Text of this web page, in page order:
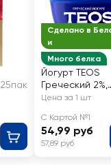
25пак
Сделано в
и
Много белка
Йогурт TEOS
Греческий 2%,
без змж
Цена за 1 шт
С Картой №1
54,99 руб
57,89 руб